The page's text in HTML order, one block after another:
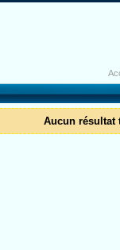
Aucun résultat